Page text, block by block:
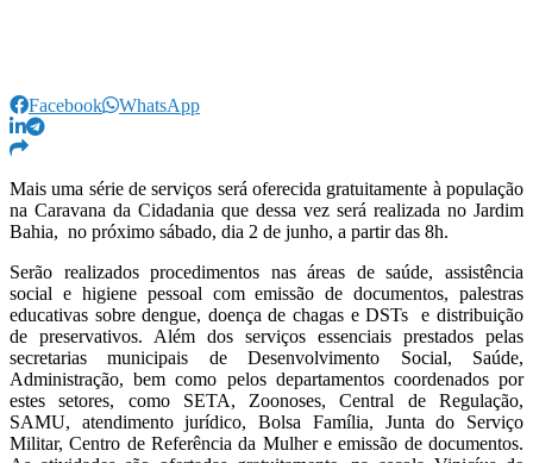
Facebook WhatsApp
Mais uma série de serviços será oferecida gratuitamente à população
na Caravana da Cidadania que dessa vez será realizada no Jardim
Bahia, no próximo sábado, dia 2 de junho, a partir das 8h.
Serão realizados procedimentos nas áreas de saúde, assistência
social e higiene pessoal com emissão de documentos, palestras
educativas sobre dengue, doença de chagas e DSTs e distribuição
de preservativos. Além dos serviços essenciais prestados pelas
secretarias municipais de Desenvolvimento Social, Saúde,
Administração, bem como pelos departamentos coordenados por
estes setores, como SETA, Zoonoses, Central de Regulação,
SAMU, atendimento jurídico, Bolsa Família, Junta do Serviço
Militar, Centro de Referência da Mulher e emissão de documentos.